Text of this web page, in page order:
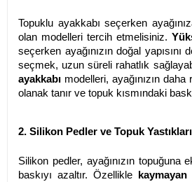
Topuklu ayakkabı seçerken
olan modelleri tercih etmelisiniz.
seçerken ayağınızın doğal yapısını
seçmek, uzun süreli rahatlık
ayakkabı modelleri, ayağınızın
olanak tanır ve topuk kısmındaki
2. Silikon Pedler ve Topuk
Silikon pedler, ayağınızın topuğuna
baskıyı azaltır. Özellikle
kaymayan